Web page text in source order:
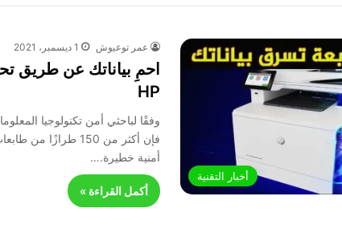
أخبار التقنية
عمر توعيوش 1 ديسمبر، 2021
احمِ بياناتك عن طريق
HP
أمنية خطيرة.…
أكمل القراءة »